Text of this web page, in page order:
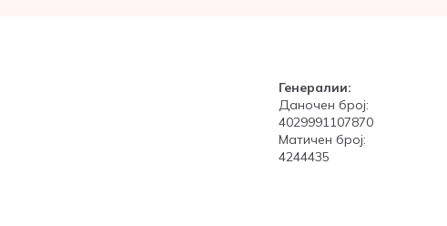
Генералии:
Даночен број:
4029991107870
Матичен број:
4244435